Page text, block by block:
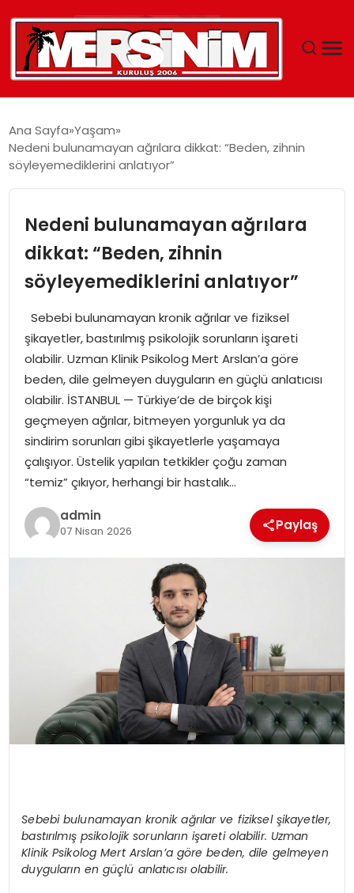
YAŞAM
EĞITIM
SPOR
EKONOMI
MAGAZIN
DÜNYA
OTOMOBIL
Ana Sayfa Yaşam
Nedeni bulunamayan ağrılara dikkat: “Beden, zihnin
söyleyemediklerini anlatıyor”
Nedeni bulunamayan ağrılara
dikkat: “Beden, zihnin
söyleyemediklerini anlatıyor”
Sebebi bulunamayan kronik ağrılar ve fiziksel
şikayetler, bastırılmış psikolojik sorunların işareti
olabilir. Uzman Klinik Psikolog Mert Arslan’a göre
beden, dile gelmeyen duyguların en güçlü anlatıcısı
olabilir. İSTANBUL — Türkiye’de de birçok kişi
geçmeyen ağrılar, bitmeyen yorgunluk ya da
sindirim sorunları gibi şikayetlerle yaşamaya
çalışıyor. Üstelik yapılan tetkikler çoğu zaman
“temiz” çıkıyor, herhangi bir hastalık…
admin
07 Nisan 2026 Paylaş
Sebebi bulunamayan kronik ağrılar ve fiziksel şikayetler,
bastırılmış psikolojik sorunların işareti olabilir. Uzman
Klinik Psikolog Mert Arslan’a göre beden, dile gelmeyen
duyguların en güçlü anlatıcısı olabilir.